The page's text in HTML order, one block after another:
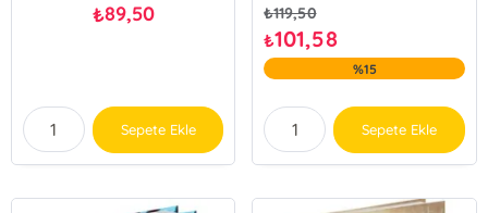
₺89,50
Sepete Ekle
₺119,50
₺101,58
%15
Sepete Ekle